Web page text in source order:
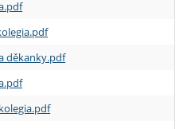
děkanky.pdf